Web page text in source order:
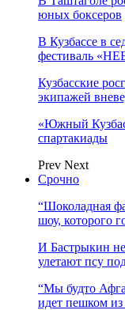
юных боксеров
В Кузбассе в
фестиваль
Кузбасские
экипажей
«Южный
спартакиады
Prev Next
Срочно
“Шоколадная
шоу, которого
И Бастрыкин
улетают псу
“Мы будто
идет пешком